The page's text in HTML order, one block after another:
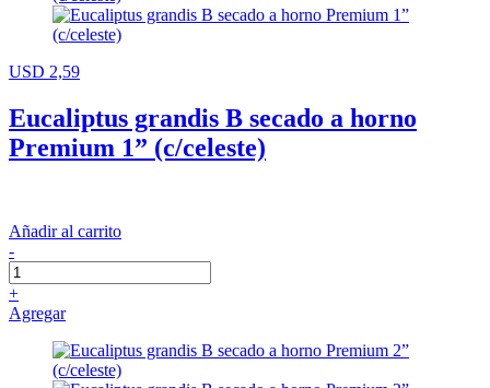
USD 2,59
Eucaliptus grandis B secado a horno
Premium 1” (c/celeste)
Añadir al carrito
-
+
Agregar